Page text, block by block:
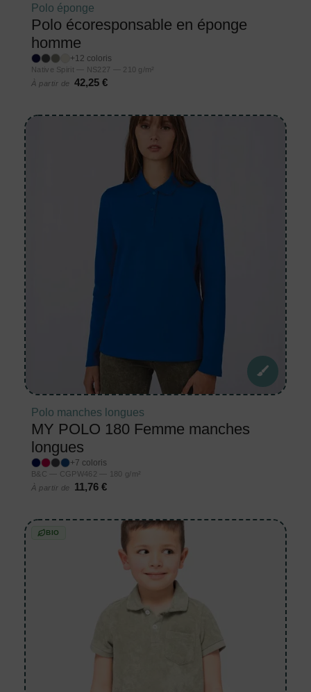
Polo éponge
Polo écoresponsable en éponge
homme
+12 coloris
Native Spirit — NS227 — 210 g/m²
À partir de
42,25 €
Polo manches longues
MY POLO 180 Femme manches
longues
+7 coloris
B&C — CGPW462 — 180 g/m²
À partir de
11,76 €
BIO